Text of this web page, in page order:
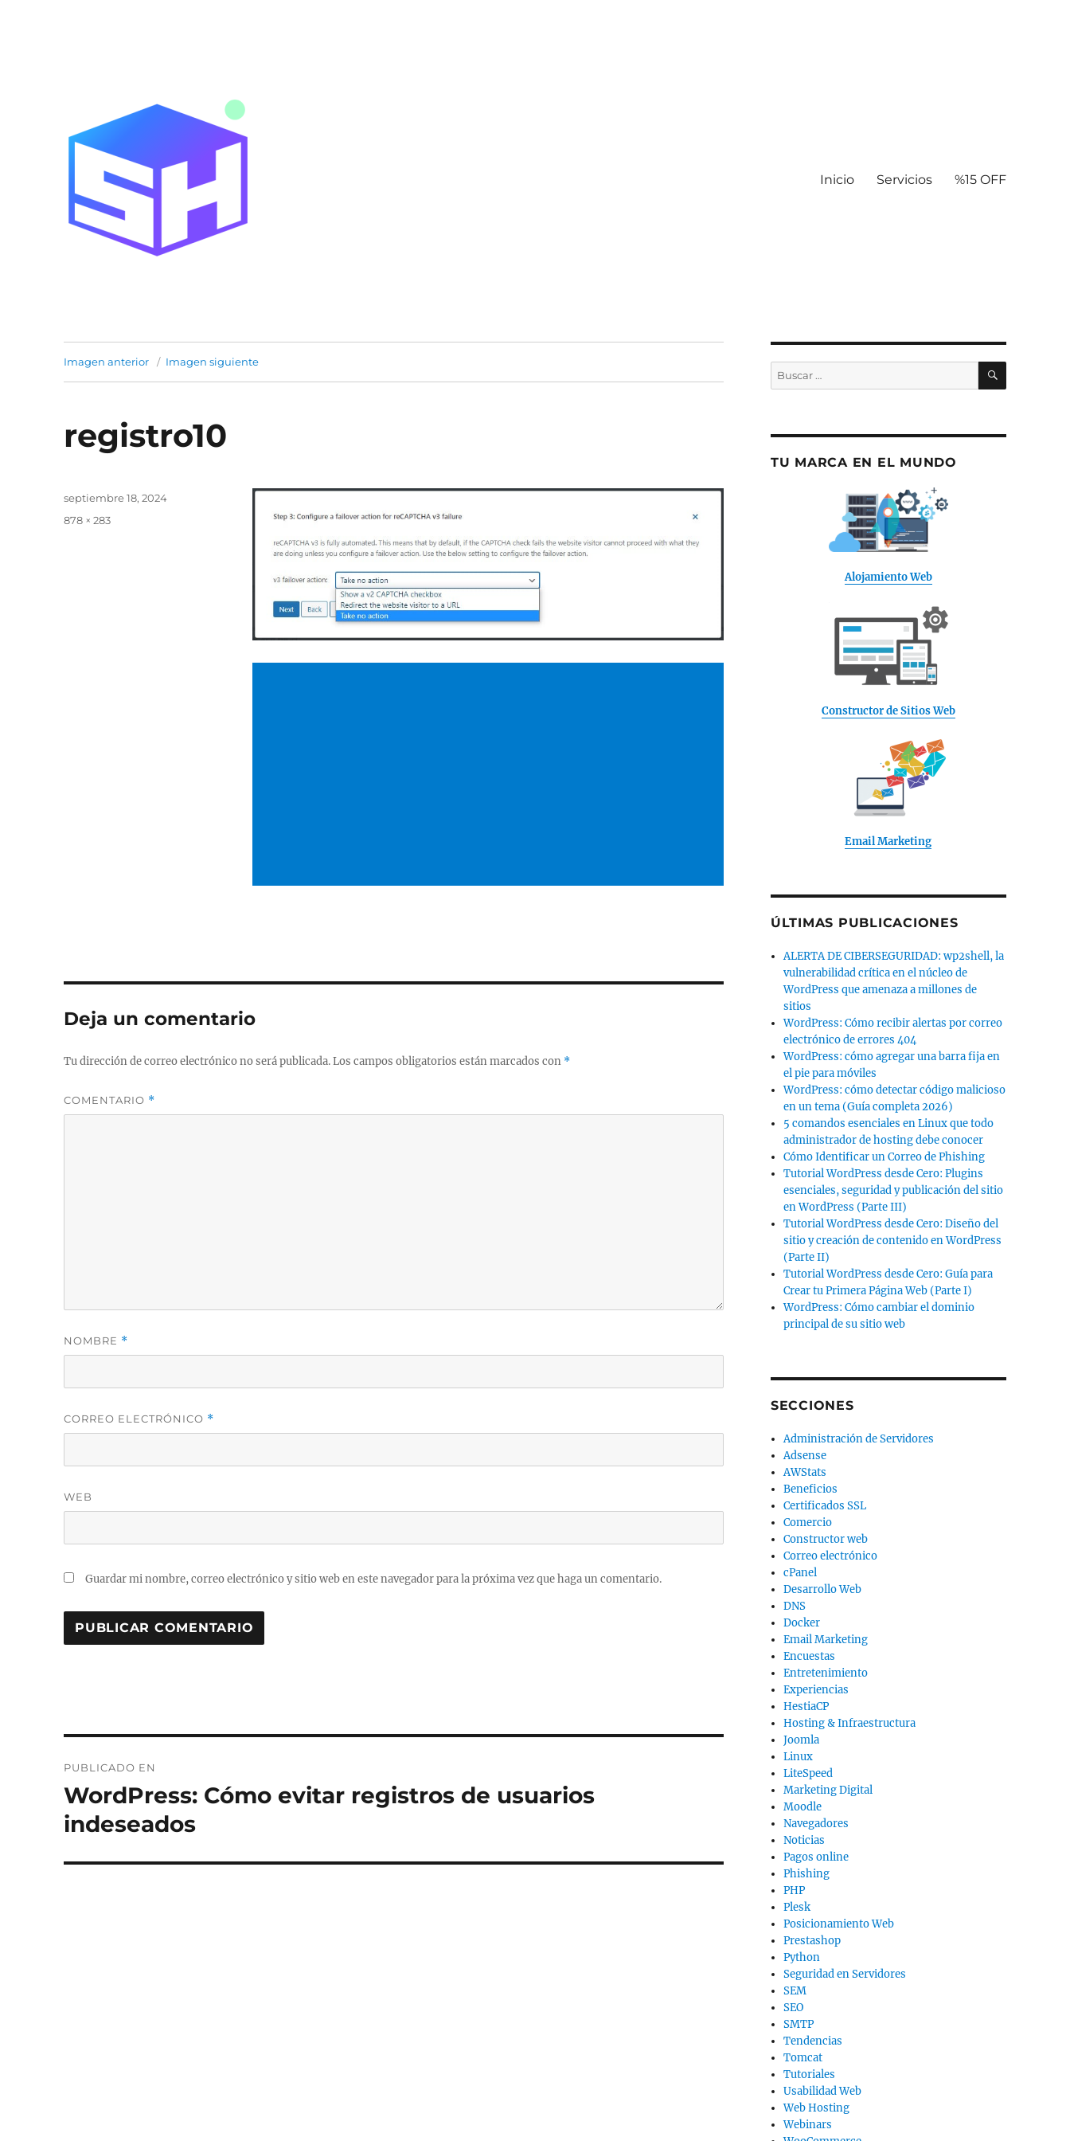
Inicio Servicios %15 OFF
Imagen anterior Imagen siguiente
registro10
Publicado
septiembre 18, 2024
Tamaño
878 × 283
Deja un comentario
Tu dirección de correo electrónico no será publicada.Los campos obligatorios están marcados con *
COMENTARIO *
NOMBRE *
CORREO ELECTRÓNICO *
WEB
Guardar mi nombre, correo electrónico y sitio web en este navegador para la próxima vez que haga un comentario.
N
T
I
V
E
de
entradas
PUBLICADO EN
WordPress: Cómo evitar registros de usuarios
indeseados
Buscar
por:
BUSCAR
TU MARCA EN EL MUNDO
Alojamiento Web
Constructor de Sitios Web
Email Marketing
ÚLTIMAS PUBLICACIONES
ALERTA DE CIBERSEGURIDAD: wp2shell, la
vulnerabilidad crítica en el núcleo de
WordPress que amenaza a millones de
sitios
WordPress: Cómo recibir alertas por correo
electrónico de errores 404
WordPress: cómo agregar una barra fija en
el pie para móviles
WordPress: cómo detectar código malicioso
en un tema (Guía completa 2026)
5 comandos esenciales en Linux que todo
administrador de hosting debe conocer
Cómo Identificar un Correo de Phishing
Tutorial WordPress desde Cero: Plugins
esenciales, seguridad y publicación del sitio
en WordPress (Parte III)
Tutorial WordPress desde Cero: Diseño del
sitio y creación de contenido en WordPress
(Parte II)
Tutorial WordPress desde Cero: Guía para
Crear tu Primera Página Web (Parte I)
WordPress: Cómo cambiar el dominio
principal de su sitio web
SECCIONES
Administración de Servidores
Adsense
AWStats
Beneficios
Certificados SSL
Comercio
Constructor web
Correo electrónico
cPanel
Desarrollo Web
DNS
Docker
Email Marketing
Encuestas
Entretenimiento
Experiencias
HestiaCP
Hosting & Infraestructura
Joomla
Linux
LiteSpeed
Marketing Digital
Moodle
Navegadores
Noticias
Pagos online
Phishing
PHP
Plesk
Posicionamiento Web
Prestashop
Python
Seguridad en Servidores
SEM
SEO
SMTP
Tendencias
Tomcat
Tutoriales
Usabilidad Web
Web Hosting
Webinars